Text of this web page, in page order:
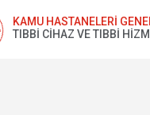
KAMU HASTANELERİ
TIBBİ CİHAZ VE TIBBİ